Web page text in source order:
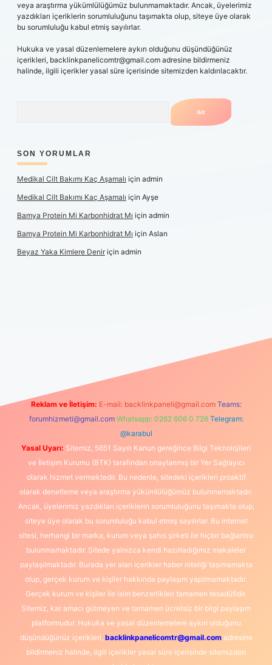
veya araştırma yükümlülüğümüz bulunmamaktadır. Ancak, üyelerimiz
yazdıkları içeriklerin sorumluluğunu taşımakta olup, siteye üye olarak
bu sorumluluğu kabul etmiş sayılırlar.
Hukuka ve yasal düzenlemelere aykırı olduğunu düşündüğünüz
içerikleri, backlinkpanelicomtr@gmail.com adresine bildirmeniz
halinde, ilgili içerikler yasal süre içerisinde sitemizden kaldırılacaktır.
SON YORUMLAR
Medikal Cilt Bakımı Kaç Aşamalı için admin
Medikal Cilt Bakımı Kaç Aşamalı için Ayşe
Bamya Protein Mi Karbonhidrat Mı için admin
Bamya Protein Mi Karbonhidrat Mı için Aslan
Beyaz Yaka Kimlere Deniriçin admin
Reklam ve İletişim: E-mail: backlinkpaneli@gmail.com Teams:
forumhizmeti@gmail.com Whatsapp: 0262 606 0 726 Telegram:
@karabul
Yasal Uyarı: Sitemiz, 5651 Sayılı Kanun gereğince Bilgi Teknolojileri
ve İletişim Kurumu (BTK) tarafından onaylanmış bir Yer Sağlayıcı
olarak hizmet vermektedir. Bu nedenle, sitedeki içerikleri proaktif
olarak denetleme veya araştırma yükümlülüğümüz bulunmamaktadır.
Ancak, üyelerimiz yazdıkları içeriklerin sorumluluğunu taşımakta olup,
siteye üye olarak bu sorumluluğu kabul etmiş sayılırlar. Bu internet
sitesi, herhangi bir marka, kurum veya şahıs şirketi ile hiçbir bağlantısı
bulunmamaktadır. Sitede yalnızca kendi hazırladığımız makaleler
paylaşılmaktadır. Burada yer alan içerikler haber niteliği taşımamakta
olup, gerçek kurum ve kişiler hakkında paylaşım yapılmamaktadır.
Gerçek kurum ve kişiler ile isim benzerlikleri tamamen tesadüfidir.
Sitemiz, kar amacı gütmeyen ve tamamen ücretsiz bir bilgi paylaşım
platformudur. Hukuka ve yasal düzenlemelere aykırı olduğunu
düşündüğünüz içerikleri, backlinkpanelicomtr@gmail.comadresine
bildirmeniz halinde, ilgili içerikler yasal süre içerisinde sitemizden